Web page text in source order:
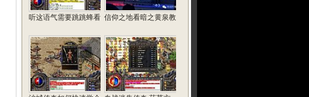
听这语气需要跳跳蜂看 信仰之地看暗之黄泉教